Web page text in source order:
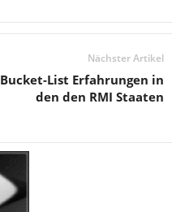
Nächster Artikel
Bucket-List Erfahrungen in
den den RMI Staaten